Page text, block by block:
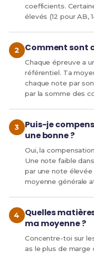
coefficients.
élevés (12 pour AB,
Comment sont
Chaque épreuve a
référentiel. Ta
chaque note par
par la somme des
Puis-je
une bonne ?
Oui, la
Une note faible
par une note élevée
moyenne générale
Quelles
ma moyenne ?
Concentre-toi sur
as le plus de marge